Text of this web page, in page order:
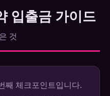
입출금 가이드
것
째 체크포인트입니다.